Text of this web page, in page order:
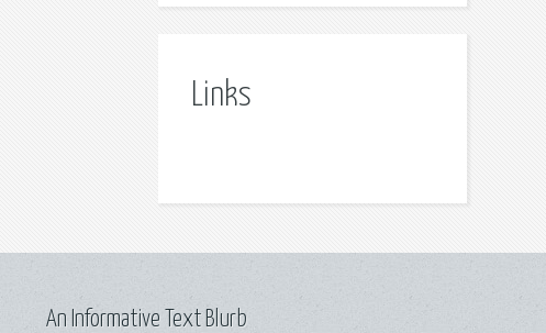
Links
An Informative Text Blurb